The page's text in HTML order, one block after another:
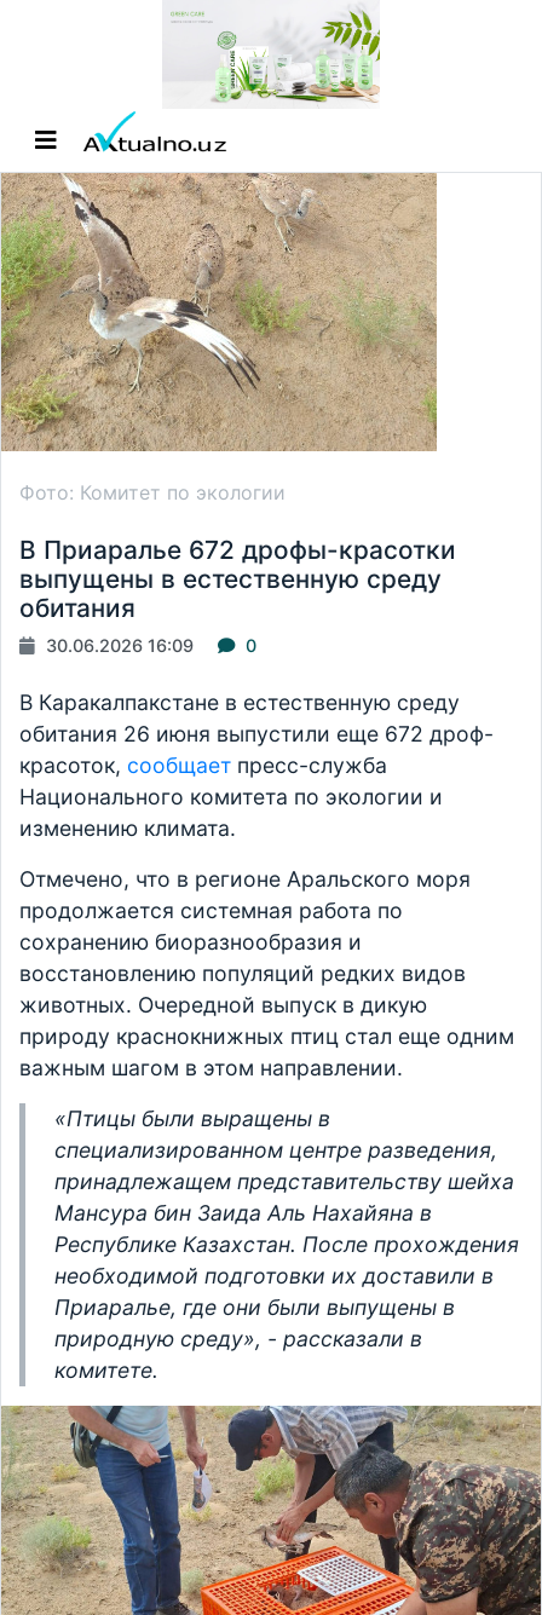
Фото: Комитет по экологии
В Приаралье 672 дрофы-красотки
выпущены в естественную среду
обитания
30.06.2026 16:09 0
В Каракалпакстане в естественную среду
обитания 26 июня выпустили еще 672 дроф-
красоток, сообщает пресс-служба
Национального комитета по экологии и
изменению климата.
Отмечено, что в регионе Аральского моря
продолжается системная работа по
сохранению биоразнообразия и
восстановлению популяций редких видов
животных. Очередной выпуск в дикую
природу краснокнижных птиц стал еще одним
важным шагом в этом направлении.
«Птицы были выращены в
специализированном центре разведения,
принадлежащем представительству шейха
Мансура бин Заида Аль Нахайяна в
Республике Казахстан. После прохождения
необходимой подготовки их доставили в
Приаралье, где они были выпущены в
природную среду», - рассказали в
комитете.